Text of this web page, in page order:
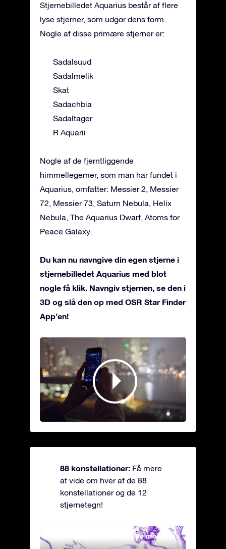
Stjernebilledet Aquarius består af flere
lyse stjerner, som udgør dens form.
Nogle af disse primære stjerner er:
Sadalsuud
Sadalmelik
Skat
Sadachbia
Sadaltager
R Aquarii
Nogle af de fjerntliggende
himmellegemer, som man har fundet i
Aquarius, omfatter: Messier 2, Messier
72, Messier 73, Saturn Nebula, Helix
Nebula, The Aquarius Dwarf, Atoms for
Peace Galaxy.
Du kan nu navngive din egen stjerne i
stjernebilledet Aquarius med blot
nogle få klik. Navngiv stjernen, se den i
3D og slå den op med OSR Star Finder
App’en!
88 konstellationer: Få mere
at vide om hver af de 88
konstellationer og de 12
stjernetegn!
Andromeda - Den lænkede mø